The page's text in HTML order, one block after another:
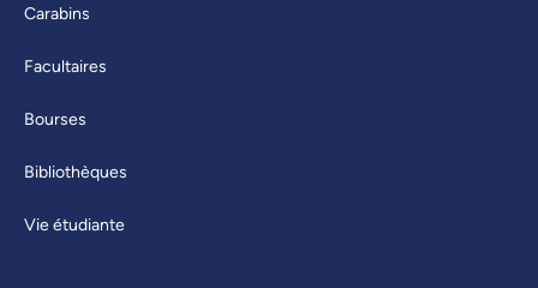
Carabins
Facultaires
Bourses
Bibliothèques
Vie étudiante